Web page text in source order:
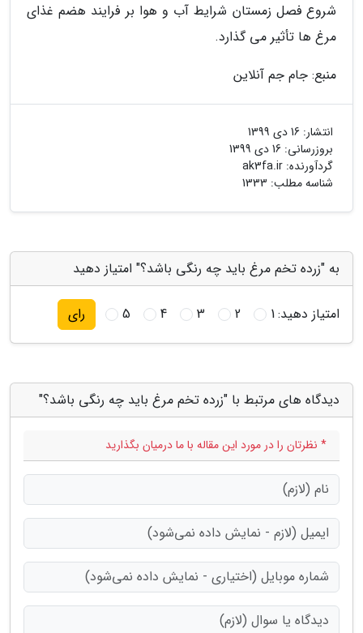
شروع فصل زمستان شرایط آب و هوا بر فرایند هضم غذای
مرغ ها تأثیر می گذارد.
منبع: جام جم آنلاین
انتشار: 16 دی 1399
بروزرسانی: 16 دی 1399
گردآورنده: ak3fa.ir
شناسه مطلب: 1333
به "زرده تخم مرغ باید چه رنگی باشد؟" امتیاز دهید
امتیاز دهید:1
2
3
4
5 رای
دیدگاه های مرتبط با "زرده تخم مرغ باید چه رنگی باشد؟"
* نظرتان را در مورد این مقاله با ما درمیان بگذارید